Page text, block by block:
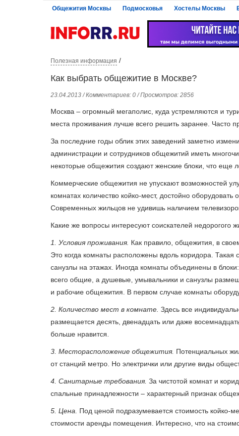
Общежития Москвы Подмосковья Хостелы Москвы
Полезная информация /
Как выбрать общежитие в Москве?
23.04.2013 / Комментариев: 0 / Просмотров: 2856
Москва – огромный мегаполис, куда устремляются и
места проживания лучше всего решить заранее. Часто
За последние годы облик этих заведений заметно
администрации и сотрудников общежитий иметь
некоторые общежития создают женские блоки, что еще
Коммерческие общежития не упускают возможностей
комнатах количество койко-мест, достойно
Современных жильцов не удивишь наличием
Какие же вопросы интересуют соискателей недорогого
1. Условия проживания. Как правило, общежития, в
Это когда комнаты расположены вдоль коридора.
санузлы на этажах. Иногда комнаты объединены в
всего общие, а душевые, умывальники и санузлы
и рабочие общежития. В первом случае комнаты
2. Количество мест в комнате. Здесь все
размещается десять, двенадцать или даже
больше нравится.
3. Месторасположение общежития. Потенциальных
от станций метро. Но электрички или другие виды
4. Санитарные требования. За чистотой комнат и
спальные принадлежности – характерный признак
5. Цена.
Под ценой подразумевается стоимость койко-
стоимости аренды помещения. Интересно, что на